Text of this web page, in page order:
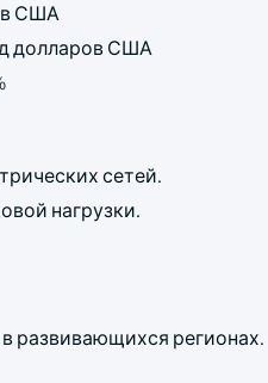
США
долларов США
сетей.
нагрузки.
развивающихся регионах.